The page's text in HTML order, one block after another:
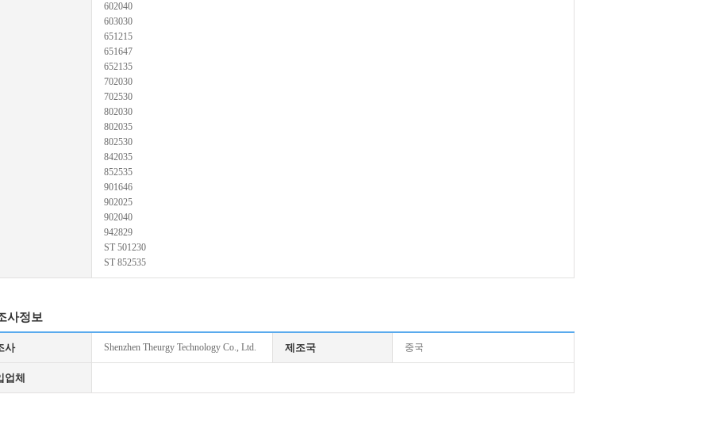
602040
603030
651215
651647
652135
702030
702530
802030
802035
802530
842035
852535
901646
902025
902040
942829
ST 501230
ST 852535
사정보
사 Shenzhen Theurgy Technology Co., Ltd. 제조국 중국
업체